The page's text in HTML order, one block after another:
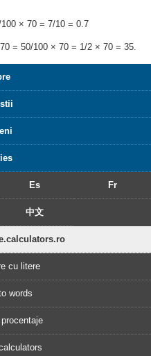
× 70 = 7/10 = 0.7
= 50/100 × 70 = 1/2 × 70 = 35.
Es Fr
中文
cu litere
words